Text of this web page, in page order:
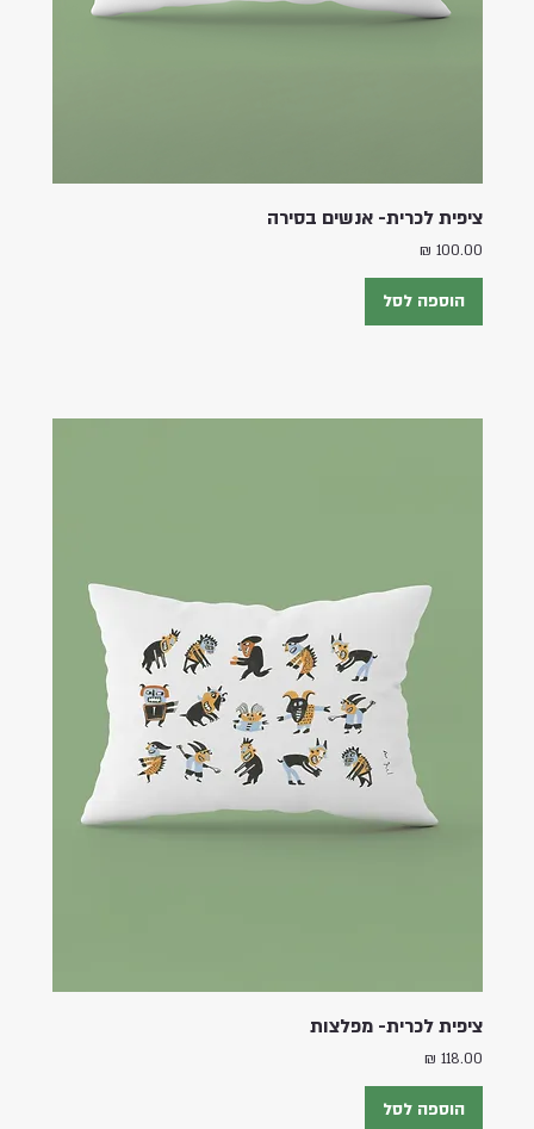
ציפית לכרית- אנשים בסירה
מחיר
הוספה לסל
ציפית לכרית- מפלצות
מחיר
הוספה לסל